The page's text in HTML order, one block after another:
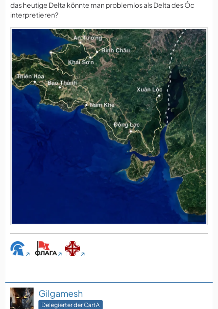
das heutige Delta könnte man problemlos als Delta des Óc
interpretieren?
Gilgamesh
Delegierter der CartA